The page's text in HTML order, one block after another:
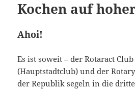
Kochen auf
Ahoi!
Es ist soweit – der Rotaract
(Hauptstadtclub) und der
der Republik segeln in die